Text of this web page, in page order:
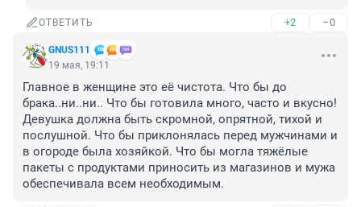
ОТВЕТИТЬ +2 –0
GNUS111
19 мая, 19:11
Главное в женщине это её чистота. Что бы до
брака..ни..ни.. Что бы готовила много, часто и вкусно!
Девушка должна быть скромной, опрятной, тихой и
послушной. Что бы приклонялась перед мужчинами и
в огороде была хозяйкой. Что бы могла тяжёлые
пакеты с продуктами приносить из магазинов и мужа
обеспечивала всем необходимым.